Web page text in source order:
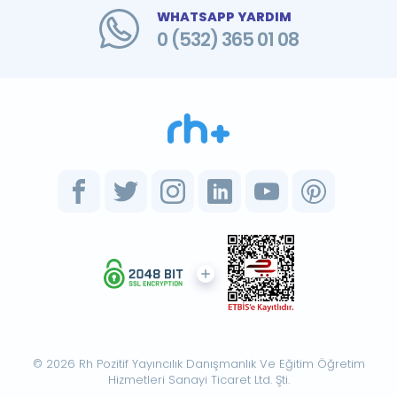
WHATSAPP YARDIM
0 (532) 365 01 08
© 2026 Rh Pozitif Yayıncılık Danışmanlık Ve Eğitim Öğretim
Hizmetleri Sanayi Ticaret Ltd. Şti.